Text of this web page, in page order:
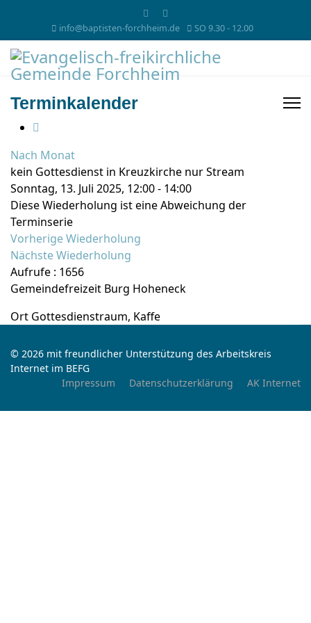
info@baptisten-forchheim.de SO 9.30 - 12.00
Terminkalender
Nach Monat
kein Gottesdienst in Kreuzkirche nur Stream
Sonntag, 13. Juli 2025, 12:00 - 14:00
Diese Wiederholung ist eine Abweichung der
Terminserie
Vorherige Wiederholung
Nächste Wiederholung
Aufrufe : 1656
Gemeindefreizeit Burg Hoheneck
Ort Gottesdienstraum, Kaffe
© 2026 mit freundlicher Unterstützung des Arbeitskreis
Internet im BEFG
Impressum
Datenschutzerklärung AK Internet